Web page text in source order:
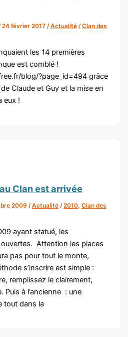
24 février 2017 /Actualité/Clan des
les 14 premières
est comblé !
blog/?page_id=494 grâce
Claude et Guy et la mise en
eux !
Clan est arrivée
2009 /Actualité/2010, Clan des
ayant statué, les
Attention les places
pas pour tout le monte,
s’inscrire est simple :
remplissez le clairement,
Puis à l’ancienne : une
tout dans la